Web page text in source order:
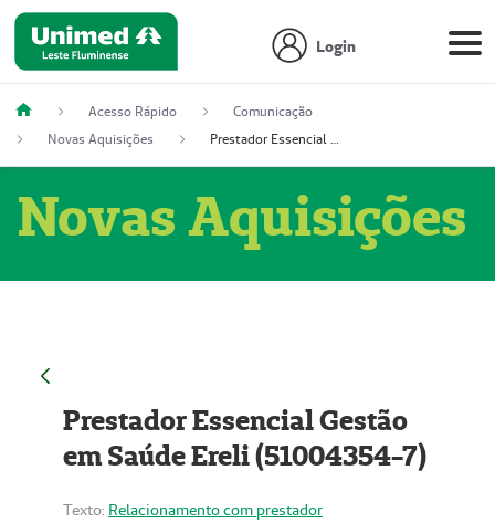
Login
Acesso Rápido
Comunicação
Novas Aquisições
Prestador Essencial Gestão em Saúde Ereli (51004354-7)
Novas Aquisições
Prestador Essencial Gestão
em Saúde Ereli (51004354-7)
Texto: Relacionamento com prestador